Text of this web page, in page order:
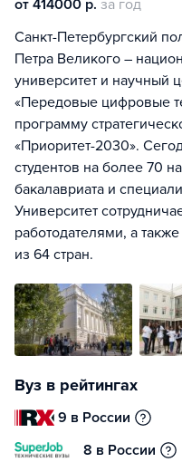
от 414000 р. за год
Санкт-Петербургский
Петра Великого –
университет и научный
«Передовые цифровые
программу
«Приоритет-2030».
студентов на более 70
бакалавриата и
Университет
работодателями, а
из 64 стран.
Вуз в рейтингах
9 в России
8 в России